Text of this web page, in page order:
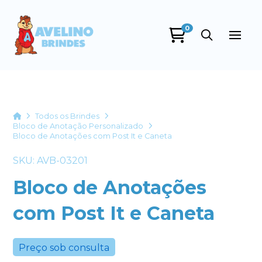
0
HomeTodos os Brindes
Bloco de Anotação Personalizado
Bloco de Anotações com Post It e Caneta
SKU: AVB-03201
Bloco de Anotações
com Post It e Caneta
Preço sob consulta
+55